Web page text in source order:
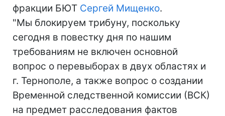
фракции БЮТ Сергей Мищенко.
"Мы блокируем трибуну, поскольку
сегодня в повестку дня по нашим
требованиям не включен основной
вопрос о перевыборах в двух областях и
г. Тернополе, а также вопрос о создании
Временной следственной комиссии (ВСК)
на предмет расследования фактов